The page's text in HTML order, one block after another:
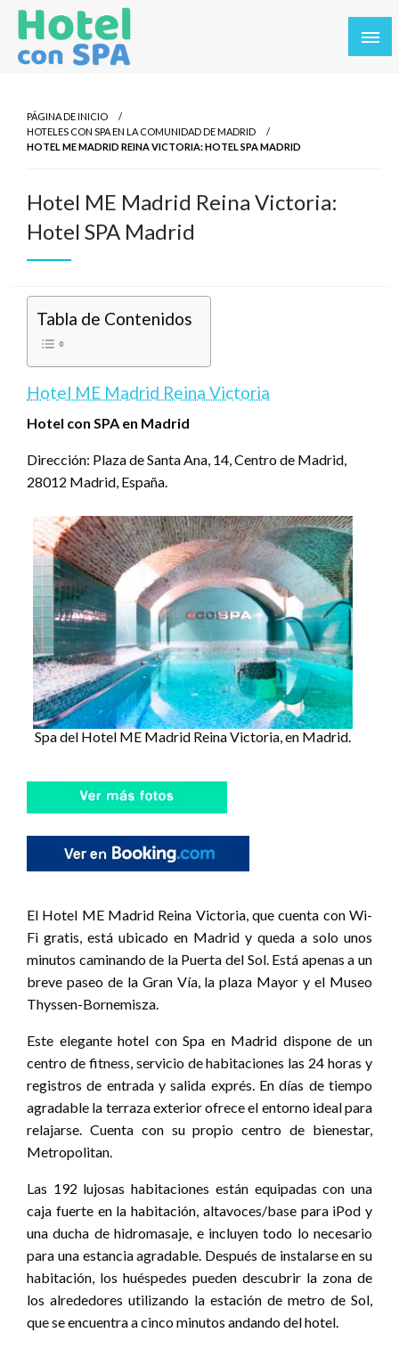
Saltar
contenido
PÁGINA DE INICIO
HOTELES CON SPA EN LA COMUNIDAD DE MADRID
HOTEL ME MADRID REINA VICTORIA: HOTEL SPA MADRID
Hotel ME Madrid Reina Victoria:
Hotel SPA Madrid
Tabla de Contenidos
Hotel ME Madrid Reina Victoria
Hotel con SPA en Madrid
Dirección: Plaza de Santa Ana, 14, Centro de Madrid,
28012 Madrid, España.
Spa del Hotel ME Madrid Reina Victoria, en Madrid.
El Hotel ME Madrid Reina Victoria, que cuenta con Wi-
Fi gratis, está ubicado en Madrid y queda a solo unos
minutos caminando de la Puerta del Sol. Está apenas a un
breve paseo de la Gran Vía, la plaza Mayor y el Museo
Thyssen-Bornemisza.
Este elegante hotel con Spa en Madrid dispone de un
centro de fitness, servicio de habitaciones las 24 horas y
registros de entrada y salida exprés. En días de tiempo
agradable la terraza exterior ofrece el entorno ideal para
relajarse. Cuenta con su propio centro de bienestar,
Metropolitan.
Las 192 lujosas habitaciones están equipadas con una
caja fuerte en la habitación, altavoces/base para iPod y
una ducha de hidromasaje, e incluyen todo lo necesario
para una estancia agradable. Después de instalarse en su
habitación, los huéspedes pueden descubrir la zona de
los alrededores utilizando la estación de metro de Sol,
que se encuentra a cinco minutos andando del hotel.